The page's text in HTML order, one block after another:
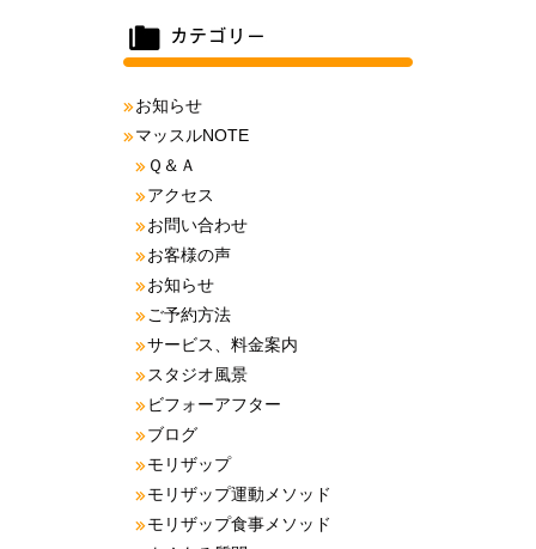
お知らせ
マッスルNOTE
Ｑ＆Ａ
アクセス
お問い合わせ
お客様の声
お知らせ
ご予約方法
サービス、料金案内
スタジオ風景
ビフォーアフター
ブログ
モリザップ
モリザップ運動メソッド
モリザップ食事メソッド